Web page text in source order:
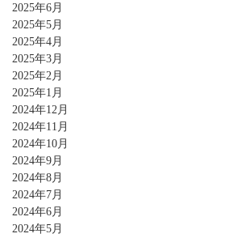
2025年6月
2025年5月
2025年4月
2025年3月
2025年2月
2025年1月
2024年12月
2024年11月
2024年10月
2024年9月
2024年8月
2024年7月
2024年6月
2024年5月